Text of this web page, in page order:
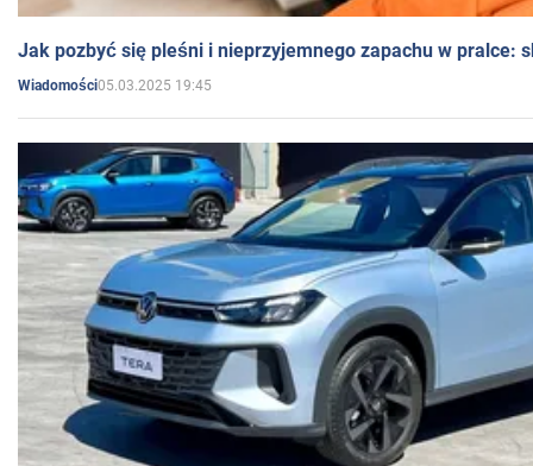
Jak pozbyć się pleśni i nieprzyjemnego zapachu w pralce:
Wiadomości05.03.2025 19:45